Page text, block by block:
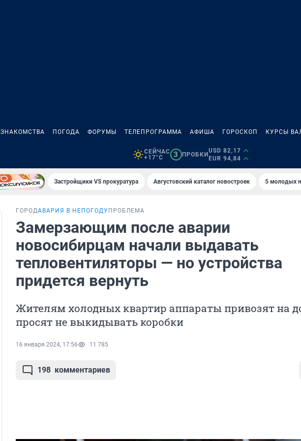
ЗНАКОМСТВА ПОГОДА ФОРУМЫ ТЕЛЕПРОГРАММА АФИША ГОРОСКОП КУРСЫ
СЕЙЧАС
+17°C
3 ПРОБКИ
USD 82,17
EUR 94,84
Застройщики VS прокуратура Августовский каталог новостроек 5 молодых
ГОРОДАВАРИЯ В НЕПОГОДУ ПРОБЛЕМА
Замерзающим после аварии
новосибирцам начали выдавать
тепловентиляторы — но устройства
придется вернуть
Жителям холодных квартир аппараты привозят на
просят не выкидывать коробки
16 января 2024, 17:56 11 785
198 комментариев